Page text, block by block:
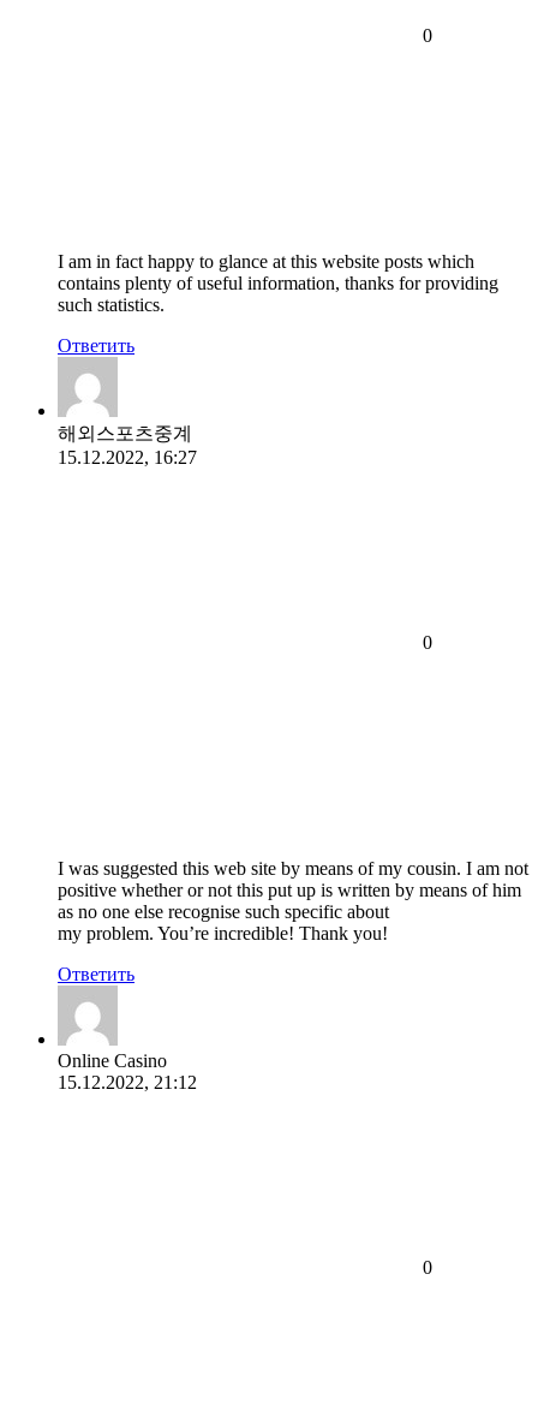
0
I am in fact happy to glance at this website posts which
contains plenty of useful information, thanks for providing
such statistics.
Ответить
해외스포츠중계
15.12.2022, 16:27
0
I was suggested this web site by means of my cousin. I am not
positive whether or not this put up is written by means of him
as no one else recognise such specific about
my problem. You’re incredible! Thank you!
Ответить
Online Casino
15.12.2022, 21:12
0